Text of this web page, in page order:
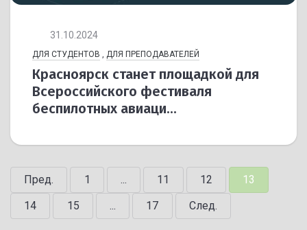
31.10.2024
ДЛЯ СТУДЕНТОВ , ДЛЯ ПРЕПОДАВАТЕЛЕЙ
Красноярск станет площадкой для
Всероссийского фестиваля
беспилотных авиаци...
Пред. 1 ... 11 12
13
14
15 ... 17 След.